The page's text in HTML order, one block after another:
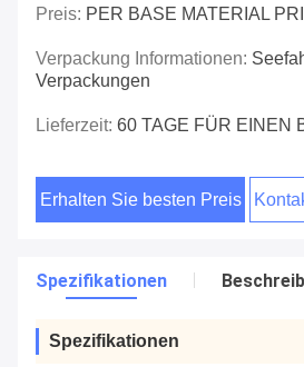
Preis: PER BASE MATERIAL
Verpackung Informationen:
Verpackungen
Lieferzeit: 60 TAGE FÜR EINEN
Erhalten Sie besten Preis
Spezifikationen
Spezifikationen